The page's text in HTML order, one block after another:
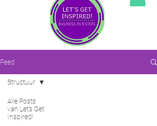
Feed
Alle Posts
van Let's Get
Inspired!
Structuur